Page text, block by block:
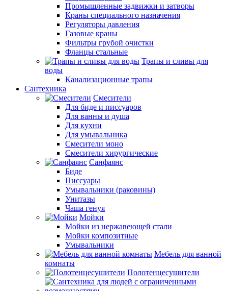
Промышленные задвижки и затворы
Краны специального назначения
Регуляторы давления
Газовые краны
Фильтры грубой очистки
Фланцы стальные
Трапы и сливы для
воды
Канализационные трапы
Сантехника
Смесители
Для биде и писсуаров
Для ванны и душа
Для кухни
Для умывальника
Смесители моно
Смесители хирургические
Санфаянс
Биде
Писсуары
Умывальники (раковины)
Унитазы
Чаша генуя
Мойки
Мойки из нержавеющей стали
Мойки композитные
Умывальники
Мебель для ванной
комнаты
Полотенцесушители